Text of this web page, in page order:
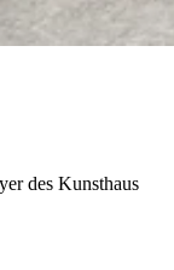
des Kunsthaus